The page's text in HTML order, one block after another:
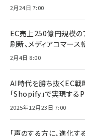
2月24日 7:00
EC売上250億円規模
刷新、メディアコマース
2月4日 8:00
AI時代を勝ち抜くEC戦
「Shopify」で実現する
2025年12月23日 7:00
「声のする方に、進化